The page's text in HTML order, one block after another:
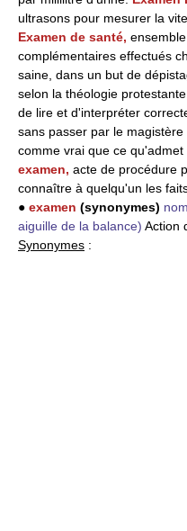
ultrasons pour mesurer la
Examen de santé,
complémentaires effectués
saine, dans un but de
selon la théologie
de lire et d'interpréter
sans passer par le
comme vrai que ce qu'admet
examen, acte de procédure
connaître à quelqu'un les
● examen (synonymes)
aiguille de la balance) Action
Synonymes :